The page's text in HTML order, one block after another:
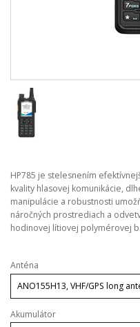
HP785 je stelesnením
kvality hlasovej komunikácie,
manipulácie a robustnosti
náročných prostrediach a
hodinovej lítiovej polymérovej
Anténa
Akumulátor